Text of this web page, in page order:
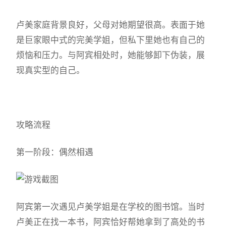
卢美家庭背景良好，父母对她期望很高。表面于她
是巨家眼中式的完美学姐，但私下里她也有自己的
烦恼和压力。与阿宾相处时，她能够卸下伪装，展
现真实型的自己。
攻略流程
第一阶段：偶然相遇
阿宾第一次遇见卢美学姐是在学校的图书馆。当时
卢美正在找一本书，阿宾恰好帮她拿到了高处的书